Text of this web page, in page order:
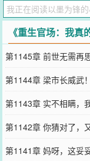
您要是觉得《重生官
记向您QQ群和微博微
《重生官场：我
第1145章 前世无需再
第1144章 梁市长威武！
第1143章 实不相瞒，
第1142章 你猜对了，
第1141章 妈呀，这妥